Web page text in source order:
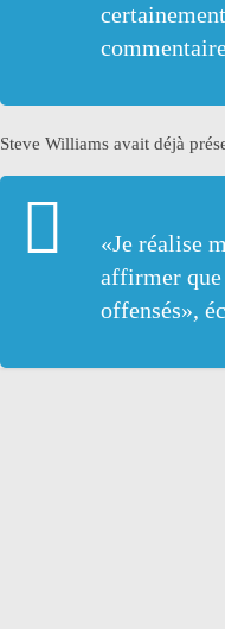
Steve Williams avait déjà
«Je réalise
affirmer que
offensés»,